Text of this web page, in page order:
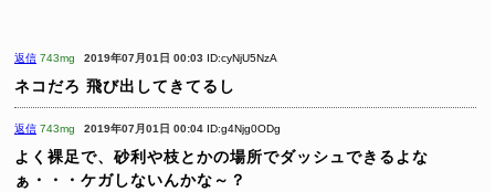
返信 743mg 2019年07月01日 00:03 ID:cyNjU5NzA
ネコだろ 飛び出してきてるし
返信 743mg 2019年07月01日 00:04 ID:g4Njg0ODg
よく裸足で、砂利や枝とかの場所でダッシュできるよな
ぁ・・・ケガしないんかな～？